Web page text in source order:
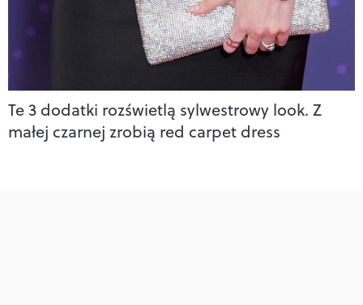
Te 3 dodatki rozświetlą sylwestrowy look. Z
małej czarnej zrobią red carpet dress